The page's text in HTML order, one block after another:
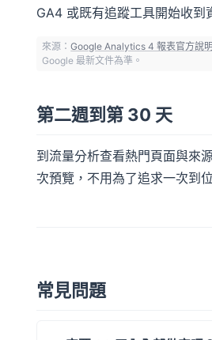
GA4 或既有追蹤工具開始收到
來源：Google Analytics 4 報表官方說
Google 最新文件為準。
第二週到第 30 天
到流量分析查看熱門頁面與來
次預覽，不用為了追求一次到
常見問題